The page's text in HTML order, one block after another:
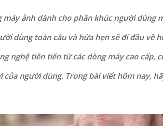
máy ảnh dành cho phân khúc người dùng
dùng toàn cầu và hứa hẹn sẽ đi đầu về
nghệ tiên tiến từ các dòng máy cao cấp,
của người dùng. Trong bài viết hôm nay,